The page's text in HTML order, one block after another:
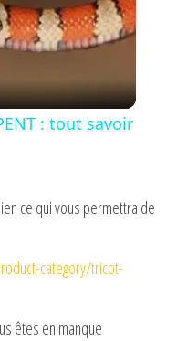
: tout savoir
ce qui vous permettra de
category/tricot-
êtes en manque